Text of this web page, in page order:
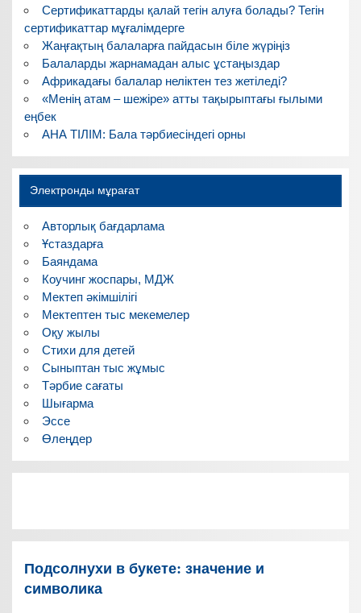
Сертификаттарды қалай тегін алуға болады? Тегін
сертификаттар мұғалімдерге
Жаңғақтың балаларға пайдасын біле жүріңіз
Балаларды жарнамадан алыс ұстаңыздар
Африкадағы балалар неліктен тез жетіледі?
«Менің атам – шежіре» атты тақырыптағы ғылыми
еңбек
АНА ТІЛІМ: Бала тәрбиесіндегі орны
Электронды мұрағат
Авторлық бағдарлама
Ұстаздарға
Баяндама
Коучинг жоспары, МДЖ
Мектеп әкімшілігі
Мектептен тыс мекемелер
Оқу жылы
Стихи для детей
Сыныптан тыс жұмыс
Тәрбие сағаты
Шығарма
Эссе
Өлеңдер
Подсолнухи в букете: значение и
символика